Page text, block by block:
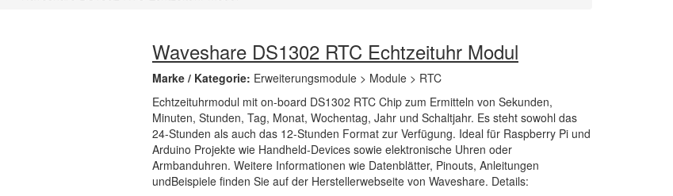
Waveshare DS1302 RTC Echtzeituhr Modul
Marke / Kategorie: Erweiterungsmodule > Module > RTC
Echtzeituhrmodul mit on-board DS1302 RTC Chip zum Ermitteln von Sekunden,
Minuten, Stunden, Tag, Monat, Wochentag, Jahr und Schaltjahr. Es steht sowohl das
24-Stunden als auch das 12-Stunden Format zur Verfügung. Ideal für Raspberry Pi und
Arduino Projekte wie Handheld-Devices sowie elektronische Uhren oder
Armbanduhren. Weitere Informationen wie Datenblätter, Pinouts, Anleitungen
undBeispiele finden Sie auf der Herstellerwebseite von Waveshare. Details: